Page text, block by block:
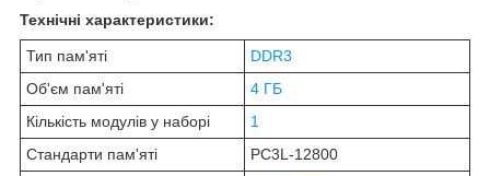
Технічні характеристики:
Тип пам'яті
DDR3
Об'єм пам'яті
4 ГБ
Кількість модулів у наборі
1
Стандарти пам'яті
PC3L-12800